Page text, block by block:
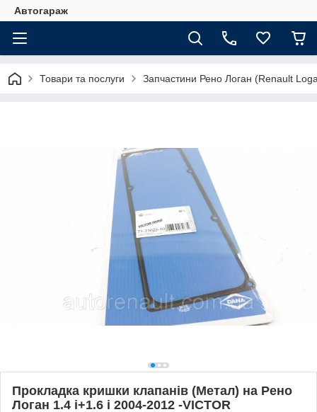
Автогараж
Товари та послуги Запчастини Рено Логан (Renault
Прокладка кришки клапанів (Метал) на Рено
Логан 1.4 i+1.6 i 2004-2012 -VICTOR